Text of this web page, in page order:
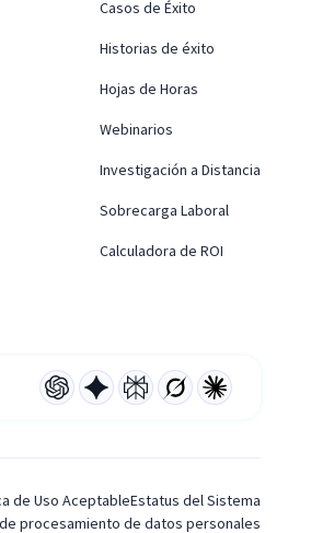
Casos de Éxito
Historias de éxito
Hojas de Horas
Webinarios
Investigación a Distancia
Sobrecarga Laboral
Calculadora de ROI
de Uso AceptableEstatus del Sistema
procesamiento de datos personales